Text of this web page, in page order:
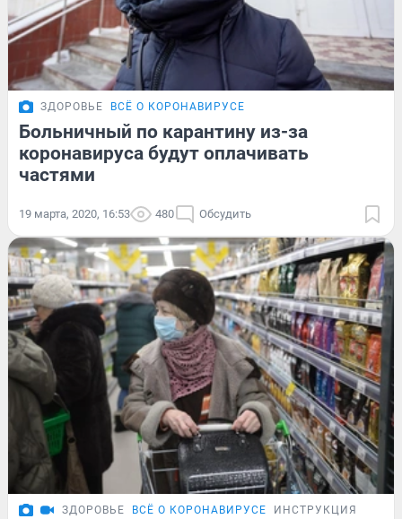
ЗДОРОВЬЕ ВСЁ О КОРОНАВИРУСЕ
Больничный по карантину из-за
коронавируса будут оплачивать
частями
19 марта, 2020, 16:53 480 Обсудить
ЗДОРОВЬЕ ВСЁ О КОРОНАВИРУСЕ ИНСТРУКЦИЯ